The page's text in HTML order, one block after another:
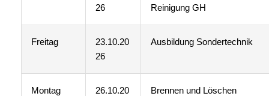
26
Reinigung GH
Freitag
23.10.20
26
Ausbildung Sondertechnik
Montag
26.10.20
Brennen und Löschen